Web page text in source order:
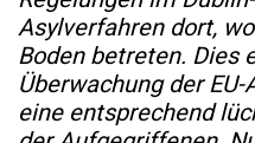
Asylverfahren dort,
Boden betreten. Dies
Überwachung der
eine entsprechend